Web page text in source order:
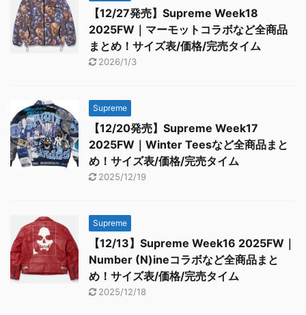
【12/27発売】Supreme Week18
2025FW｜マーモットコラボなど全商品
まとめ！サイズ表/価格/完売タイム
2026/1/3
Supreme
【12/20発売】Supreme Week17
2025FW｜Winter Teesなど全商品まと
め！サイズ表/価格/完売タイム
2025/12/19
Supreme
【12/13】Supreme Week16 2025FW｜
Number (N)ineコラボなど全商品まと
め！サイズ表/価格/完売タイム
2025/12/18